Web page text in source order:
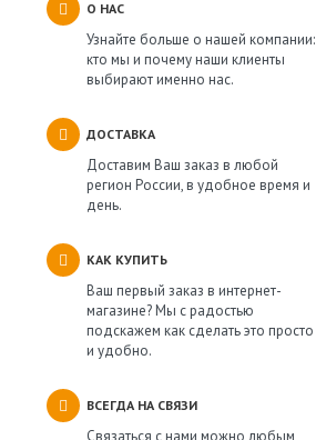
О НАС
Узнайте больше о нашей компании:
кто мы и почему наши клиенты
выбирают именно нас.
ДОСТАВКА
Доставим Ваш заказ в любой
регион России, в удобное время и
день.
КАК КУПИТЬ
Ваш первый заказ в интернет-
магазине? Мы с радостью
подскажем как сделать это просто
и удобно.
ВСЕГДА НА СВЯЗИ
Связаться с нами можно любым